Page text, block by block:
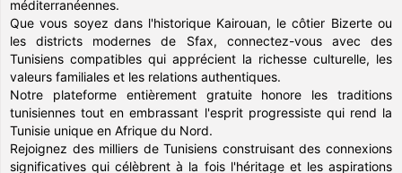
méditerranéennes.
Que vous soyez dans l'historique Kairouan, le côtier Bizerte ou
les districts modernes de Sfax, connectez-vous avec des
Tunisiens compatibles qui apprécient la richesse culturelle, les
valeurs familiales et les relations authentiques.
Notre plateforme entièrement gratuite honore les traditions
tunisiennes tout en embrassant l'esprit progressiste qui rend la
Tunisie unique en Afrique du Nord.
Rejoignez des milliers de Tunisiens construisant des connexions
significatives qui célèbrent à la fois l'héritage et les aspirations